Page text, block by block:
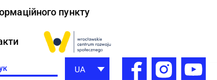
пункту
UA